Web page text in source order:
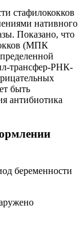
стафилококков
нативного
Показано, что
(МПК
трансфер-РНК-
быть
антибиотика
беременности